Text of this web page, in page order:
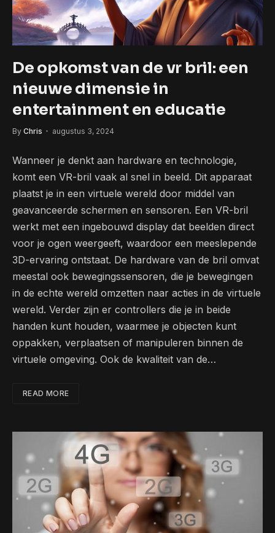
De opkomst van de vr bril: een
nieuwe dimensie in
entertainment en educatie
By Chris augustus 3, 2024
Wanneer je denkt aan hardware en technologie,
komt een VR-bril vaak al snel in beeld. Dit apparaat
plaatst je in een virtuele wereld door middel van
geavanceerde schermen en sensoren. Een VR-bril
werkt met een ingebouwd display dat beelden direct
voor je ogen weergeeft, waardoor een meeslepende
3D-ervaring ontstaat. De hardware van de bril omvat
meestal ook bewegingssensoren, die je bewegingen
in de echte wereld omzetten naar acties in de virtuele
wereld. Verder zijn er controllers die je in beide
handen kunt houden, waarmee je objecten kunt
oppakken, verplaatsen of manipuleren binnen de
virtuele omgeving. Ook de kwaliteit van de…
READ MORE